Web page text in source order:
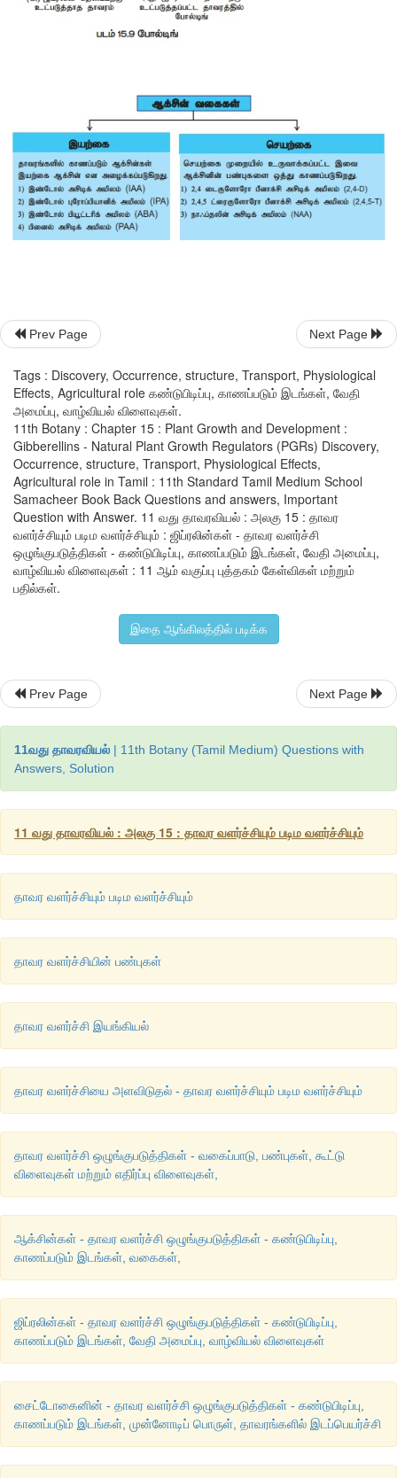
வேண்டும். இத்தகைய தாவரங்களில் ஜிப்ரலின்களை
தாவரங்களை தட்பப்பதனத்திற்கு உட்படுத்தாமல் முதல்
ஜிப்ரலின்களைப் பயன்படுத்தி கருவுறுதல்
உருவாக்கப்படுகிறது. எடுத்துக்காட்டு: விதையிலாத்
மற்றும் வெள்ளரி.
•
சர்க்கரையின் அளவு குறையாமல் கரும்பில்
தூண்டப்படுகிறது. இதனால் மகசூல் அதிகரிக்கிறது.
• நீள்பகல் தாவரங்களாக இருந்தாலும் கூட குறும்பகல்
Prev Page Next Page
Tags : Discovery, Occurrence, structure, Transport, Physiological
Effects, Agricultural role கண்டுபிடிப்பு, காணப்படும் இடங்கள், வேதி
அமைப்பு, வாழ்வியல் விளைவுகள்.
11th Botany : Chapter 15 : Plant Growth and Development :
Gibberellins - Natural Plant Growth Regulators (PGRs) Discovery,
Occurrence, structure, Transport, Physiological Effects,
Agricultural role in Tamil : 11th Standard Tamil Medium School
Samacheer Book Back Questions and answers, Important
Question with Answer. 11 வது தாவரவியல் : அலகு 15 : தாவர
வளர்ச்சியும் படிம வளர்ச்சியும் : ஜிப்ரலின்கள் - தாவர வளர்ச்சி
ஒழுங்குபடுத்திகள் - கண்டுபிடிப்பு, காணப்படும் இடங்கள், வேதி அமைப்பு,
வாழ்வியல் விளைவுகள் : 11 ஆம் வகுப்பு புத்தகம் கேள்விகள் மற்றும்
பதில்கள்.
இதை ஆங்கிலத்தில் படிக்க
Prev Page Next Page
11வது தாவரவியல் | 11th Botany (Tamil Medium) Questions with
Answers, Solution
11 வது தாவரவியல் : அலகு 15 : தாவர வளர்ச்சியும் படிம வளர்ச்சியும்
தாவர வளர்ச்சியும் படிம வளர்ச்சியும்
தாவர வளர்ச்சியின் பண்புகள்
தாவர வளர்ச்சி இயங்கியல்
தாவர வளர்ச்சியை அளவிடுதல் - தாவர வளர்ச்சியும் படிம வளர்ச்சியும்
தாவர வளர்ச்சி ஒழுங்குபடுத்திகள் - வகைப்பாடு, பண்புகள், கூட்டு
விளைவுகள் மற்றும் எதிர்ப்பு விளைவுகள்,
ஆக்சின்கள் - தாவர வளர்ச்சி ஒழுங்குபடுத்திகள் - கண்டுபிடிப்பு,
காணப்படும் இடங்கள், வகைகள்,
ஜிப்ரலின்கள் - தாவர வளர்ச்சி ஒழுங்குபடுத்திகள் - கண்டுபிடிப்பு,
காணப்படும் இடங்கள், வேதி அமைப்பு, வாழ்வியல் விளைவுகள்
சைட்டோகைனின் - தாவர வளர்ச்சி ஒழுங்குபடுத்திகள் - கண்டுபிடிப்பு,
காணப்படும் இடங்கள், முன்னோடிப் பொருள், தாவரங்களில் இடப்பெயர்ச்சி